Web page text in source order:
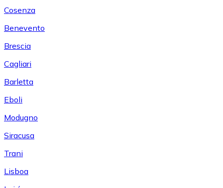
Cosenza
Benevento
Brescia
Cagliari
Barletta
Eboli
Modugno
Siracusa
Trani
Lisboa